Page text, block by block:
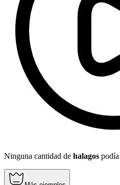
Ninguna cantidad de halagos